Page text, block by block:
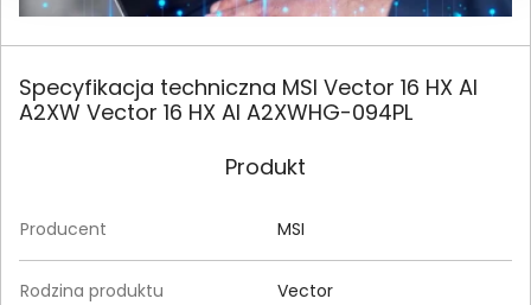
Specyfikacja techniczna MSI Vector 16 HX AI
A2XW Vector 16 HX AI A2XWHG-094PL
Produkt
Producent MSI
Rodzina produktu Vector